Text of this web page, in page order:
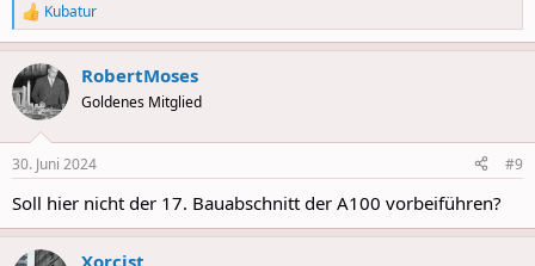
R
e
a
c
t
i
s
Kubatur
RobertMoses
Goldenes Mitglied
30. Juni 2024 #9
Soll hier nicht der 17. Bauabschnitt der A100 vorbeiführen?
Xorcist